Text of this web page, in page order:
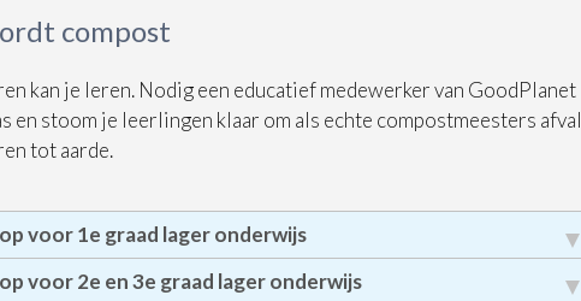
compost
kan je leren. Nodig een educatief medewerker van GoodPlanet
en stoom je leerlingen klaar om als echte compostmeesters afval
tot aarde.
voor 1e graad lager onderwijs
voor 2e en 3e graad lager onderwijs